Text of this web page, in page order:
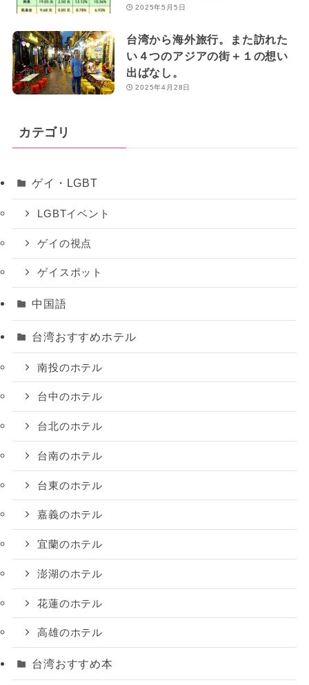
2025年5月5日
台湾から海外旅行。また訪れた
い４つのアジアの街＋１の想い
出ばなし。
2025年4月28日
カテゴリ
ゲイ・LGBT
LGBTイベント
ゲイの視点
ゲイスポット
中国語
台湾おすすめホテル
南投のホテル
台中のホテル
台北のホテル
台南のホテル
台東のホテル
嘉義のホテル
宜蘭のホテル
澎湖のホテル
花蓮のホテル
高雄のホテル
台湾おすすめ本